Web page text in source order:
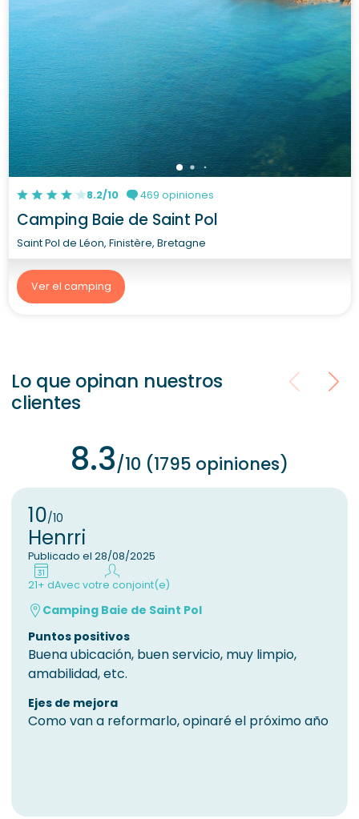
8.2/10 469 opiniones
Camping Baie de Saint Pol
Saint Pol de Léon, Finistère, Bretagne
Ver el camping
Lo que opinan nuestros
clientes
8.3/10 (1795 opiniones)
10/10
Henrri
Publicado el 28/08/2025
21+ dAvec votre conjoint(e)
Camping Baie de Saint Pol
Puntos positivos
Buena ubicación, buen servicio, muy limpio,
amabilidad, etc.
Ejes de mejora
Como van a reformarlo, opinaré el próximo año